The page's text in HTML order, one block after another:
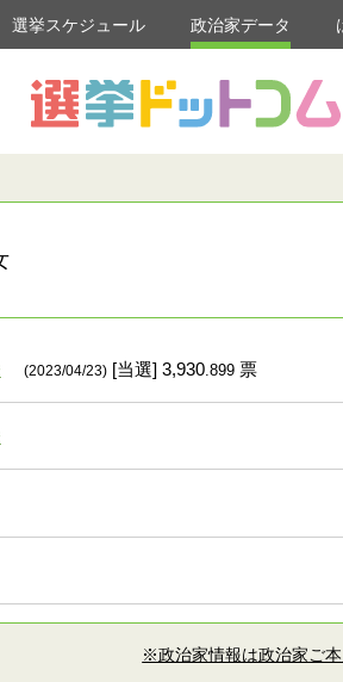
選挙スケジュール 政治家データ
(2023/04/23)[当選] 3,930.899票
※政治家情報は政治家ご